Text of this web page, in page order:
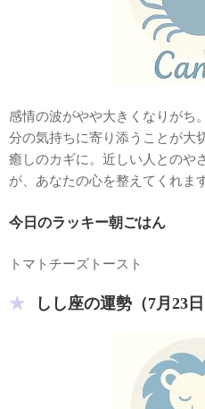
感情の波がやや大きくなりがち
分の気持ちに寄り添うことが大
癒しのカギに。近しい人とのや
が、あなたの心を整えてくれます
今日のラッキー朝ごはん
トマトチーズトースト
しし座の運勢（7月23